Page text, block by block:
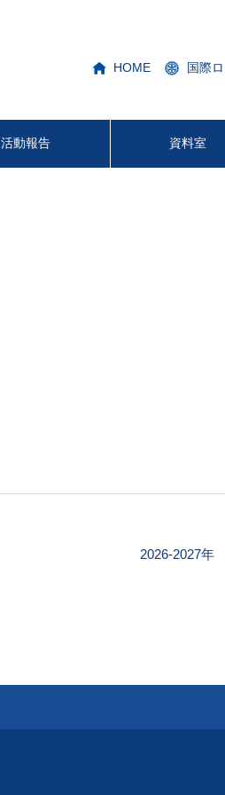
HOME 国際
活動報告 資料室
2026-2027年